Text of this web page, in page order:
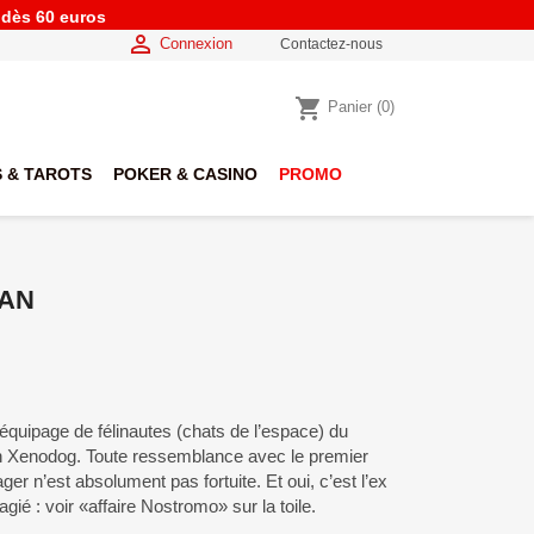
60 euros
 Connexion Contactez-nous
shopping_cart Panier (0)
& TAROTS POKER & CASINO PROMO
de félinautes (chats de l’espace) du
Toute ressemblance avec le premier
n’est absolument pas fortuite. Et oui, c’est l’ex
: voir «affaire Nostromo» sur la toile.